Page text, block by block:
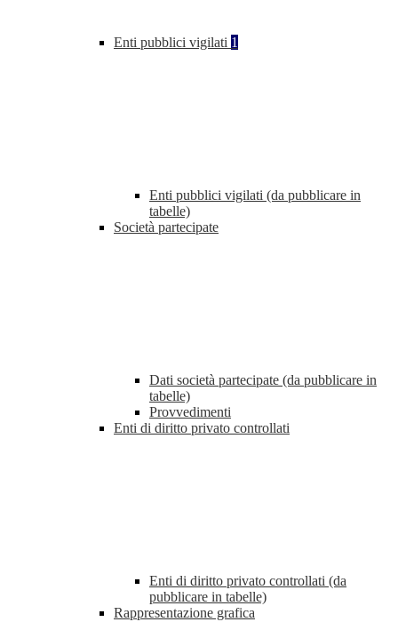
Enti pubblici vigilati 1
Enti pubblici vigilati (da pubblicare in
tabelle)
Società partecipate
Dati società partecipate (da pubblicare in
tabelle)
Provvedimenti
Enti di diritto privato controllati
Enti di diritto privato controllati (da
pubblicare in tabelle)
Rappresentazione grafica